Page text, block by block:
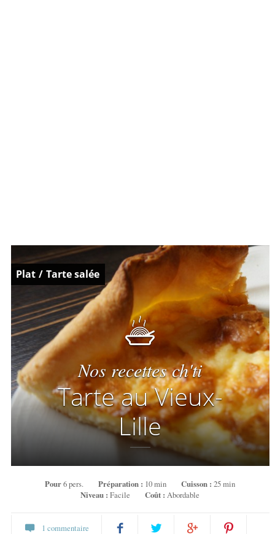
Plat / Tarte salée
Nos recettes ch'ti
Tarte au Vieux-
Lille
Pour6 pers. Préparation : 10 min Cuisson :25 min
Niveau : Facile Coût : Abordable
1 commentaire